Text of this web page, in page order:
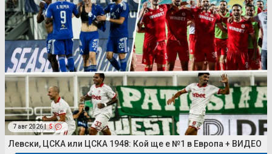
7 авг 2026 | 5
Левски, ЦСКА или ЦСКА 1948: Кой ще е №1 в Европа + ВИДЕО